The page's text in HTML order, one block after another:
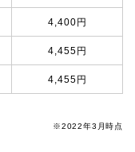
4,400円
4,455円
4,455円
※2022年3月時点